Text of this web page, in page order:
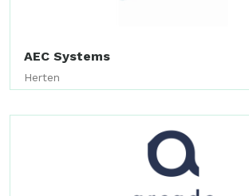
AEC Systems
Herten